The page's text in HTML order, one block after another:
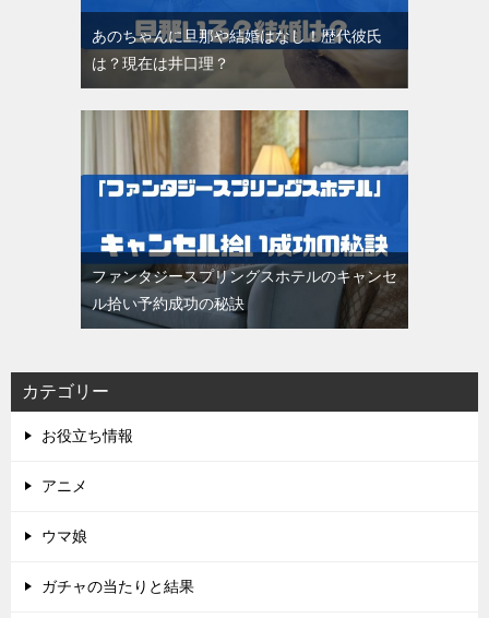
あのちゃんに旦那や結婚はなし！歴代彼氏
は？現在は井口理？
ファンタジースプリングスホテルのキャンセ
ル拾い予約成功の秘訣
カテゴリー
お役立ち情報
アニメ
ウマ娘
ガチャの当たりと結果